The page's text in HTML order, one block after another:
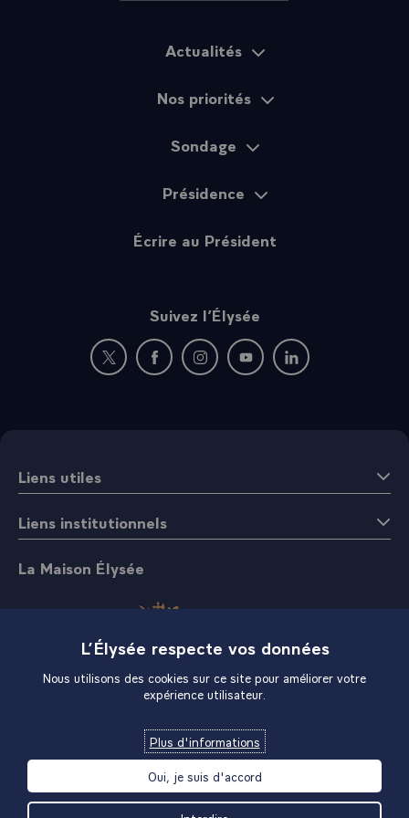
Actualités
Nos priorités
Sondage
Présidence
Écrire au Président
Suivez l’Élysée
Nouvelle fenêtre : rejoignez-nous sur Twitter
Nouvelle fenêtre : rejoignez-nous sur
Nouvelle fenêtre : rejoignez-nous
Nouvelle fenêtre :
Nouvelle fenêtre :
Liens utiles
Liens institutionnels
La Maison Élysée
L’Élysée respecte vos données
Nous utilisons des cookies sur ce site pour améliorer votre
expérience utilisateur.
Plus d'informations
Oui, je suis d'accord